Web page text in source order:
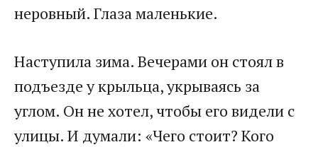
неровный. Глаза маленькие.
Наступила зима. Вечерами он стоял в
подъезде у крыльца, укрываясь за
углом. Он не хотел, чтобы его видели с
улицы. И думали: «Чего стоит? Кого